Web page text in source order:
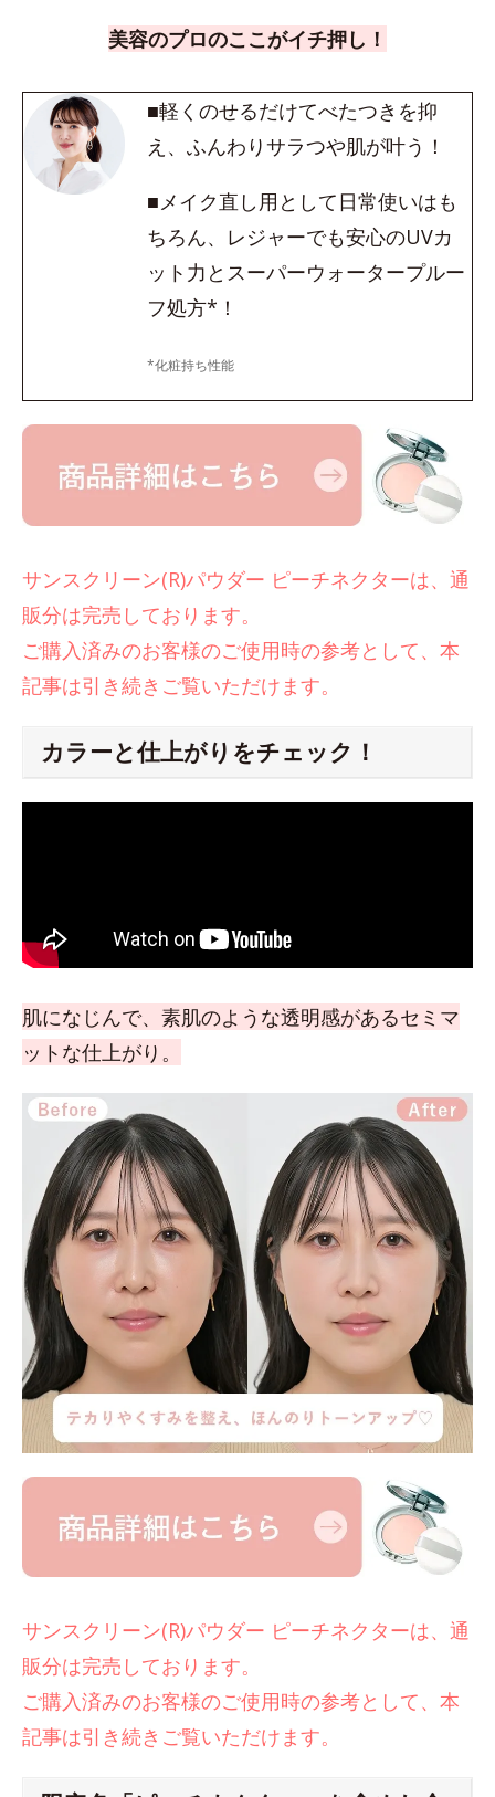
美容のプロのここがイチ押し！
■軽くのせるだけてべたつきを抑
え、ふんわりサラつや肌が叶う！
■メイク直し用として日常使いはも
ちろん、レジャーでも安心のUVカ
ット力とスーパーウォータープルー
フ処方*！
*化粧持ち性能
サンスクリーン(R)パウダー ピーチネクターは、通
販分は完売しております。
ご購入済みのお客様のご使用時の参考として、本
記事は引き続きご覧いただけます。
カラーと仕上がりをチェック！
肌になじんで、素肌のような透明感があるセミマ
ットな仕上がり。
サンスクリーン(R)パウダー ピーチネクターは、通
販分は完売しております。
ご購入済みのお客様のご使用時の参考として、本
記事は引き続きご覧いただけます。